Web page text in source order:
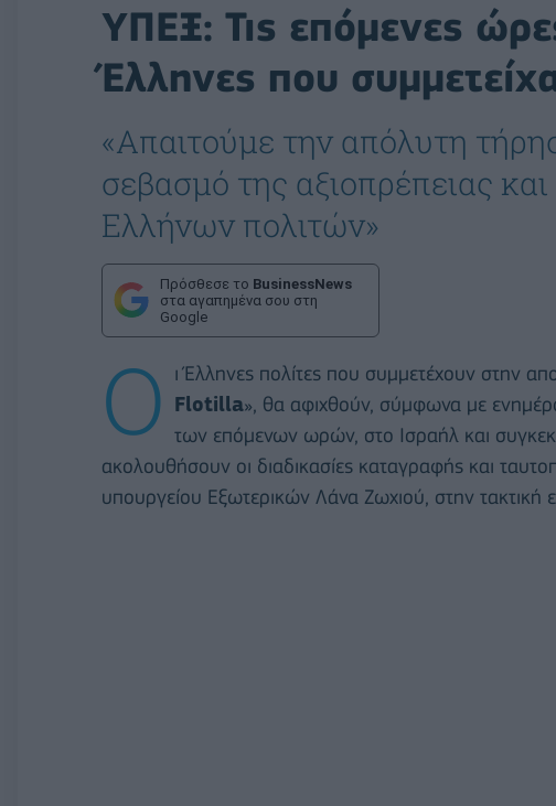
ΥΠΕΞ: Τις επόμενες
Έλληνες που
«Απαιτούμε την απόλυτη
σεβασμό της αξιοπρέπειας
Ελλήνων πολιτών»
Πρόσθεσε το BusinessNews
στα αγαπημένα σου στη
Google
Ο ι Έλληνες πολίτες που συμμετέχουν στην
Flotilla», θα αφιχθούν, σύμφωνα με
των επόμενων ωρών, στο Ισραήλ και
ακολουθήσουν οι διαδικασίες καταγραφής και
υπουργείου Εξωτερικών Λάνα Ζωχιού, στην